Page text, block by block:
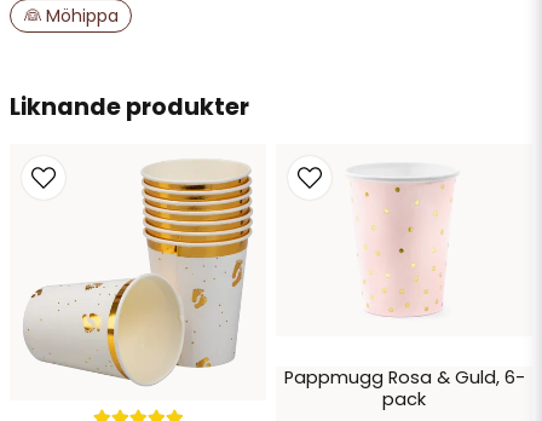
Ja, ni får publicera min fråga
Liknande produkter
Pappmugg Rosa & Guld, 6-
pack
👰 Möhippa